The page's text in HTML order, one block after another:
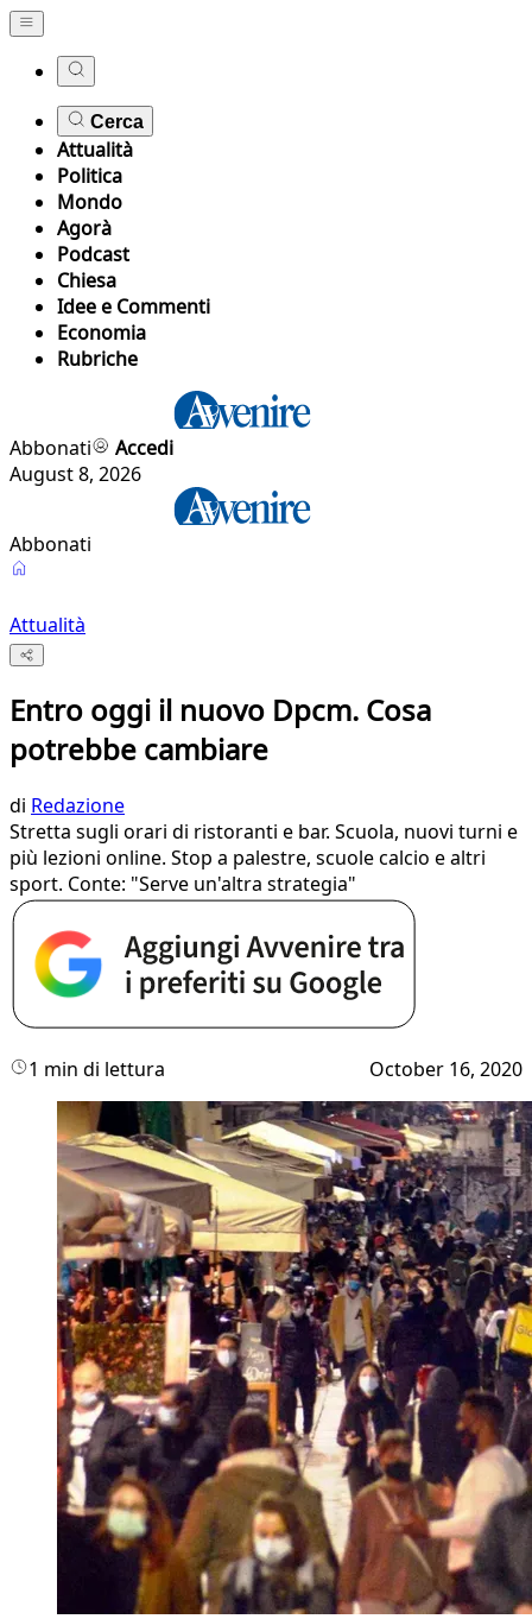
Cerca
Attualità
Politica
Mondo
Agorà
Podcast
Chiesa
Idee e Commenti
Economia
Rubriche
Abbonati
Accedi
August 8, 2026
Abbonati
Attualità
Entro oggi il nuovo Dpcm. Cosa
potrebbe cambiare
di Redazione
Stretta sugli orari di ristoranti e bar. Scuola, nuovi turni e
più lezioni online. Stop a palestre, scuole calcio e altri
sport. Conte: "Serve un'altra strategia"
1 min di lettura October 16, 2020